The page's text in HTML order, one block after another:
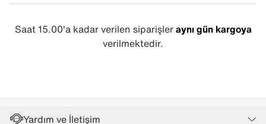
Saat 15.00'a kadar verilen siparişleraynı gün kargoya
verilmektedir.
Yardım ve İletişim